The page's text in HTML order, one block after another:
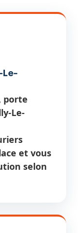
Le-
porte
Le-
et vous
selon